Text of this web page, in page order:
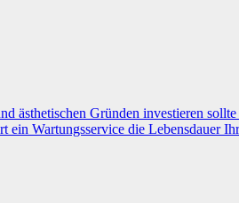
ästhetischen Gründen investieren sollte
ein Wartungsservice die Lebensdauer